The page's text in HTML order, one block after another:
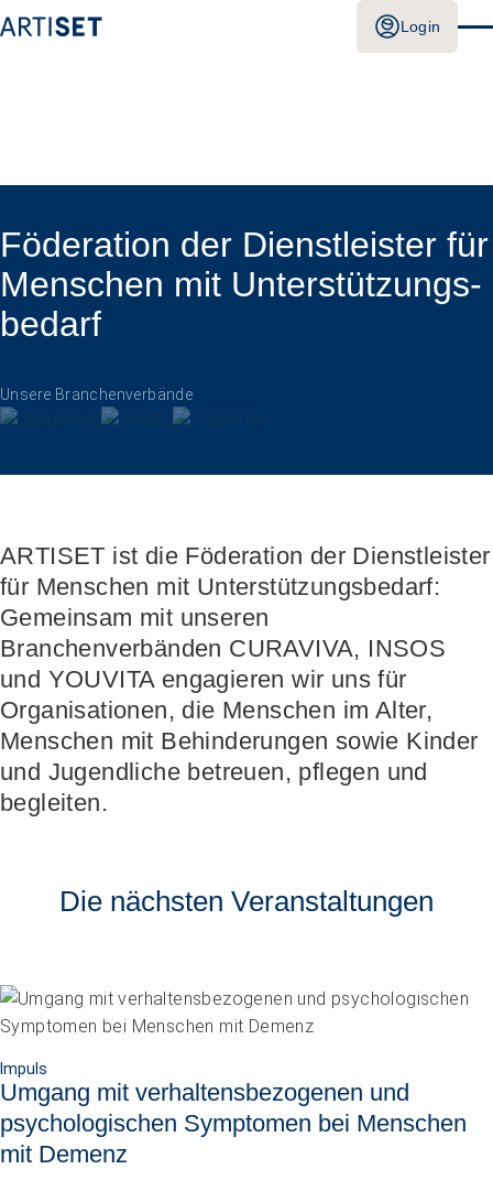
Login
Personal rekrutieren und führen
Arbeit und Betriebskultur gestalten
Betrieb führen und Recht umsetzen
Sicherheit gewährleisten
Finanzierung regeln
Angebote bewerben
Angebote entwickeln
Nachhaltigkeit fördern
Einkauf organisieren
Berufliche Inklusion fördern
Lebensende gestalten
Übergänge gestalten
Empowerment stärken
Gesundheitsfragen angehen
Integrität schützen
Bei Demenz begleiten
Psychische Gesundheit fördern
Höhere Fachschule Gemeindeanimation
Praxispartner finden
Sozial- und Selbstkompetenz
Führung und Management
Kindheits- und Sozialpädagogik
Pflege und Betreuung
Gastronomie und Hauswirtschaft
Weiterbildungen in Ihrer Institution
Laufbahnberatung
Föderation
Team
Arbeiten bei ARTISET
Mitgliedschaft
Vision, Mission, Werte
Zusammenarbeit
Projekte
Föderation der Dienstleister für
Menschen mit Unterstützungs­
bedarf
Unsere Branchenverbände
ARTISET ist die Föderation der Dienstleister
für Menschen mit Unterstützungsbedarf:
Gemeinsam mit unseren
Branchenverbänden CURAVIVA, INSOS
und YOUVITA engagieren wir uns für
Organisationen, die Menschen im Alter,
Menschen mit Behinderungen sowie Kinder
und Jugendliche betreuen, pflegen und
begleiten.
Die nächsten Veranstaltungen
Impuls
Umgang mit verhaltensbezogenen und
psychologischen Symptomen bei Menschen
mit Demenz